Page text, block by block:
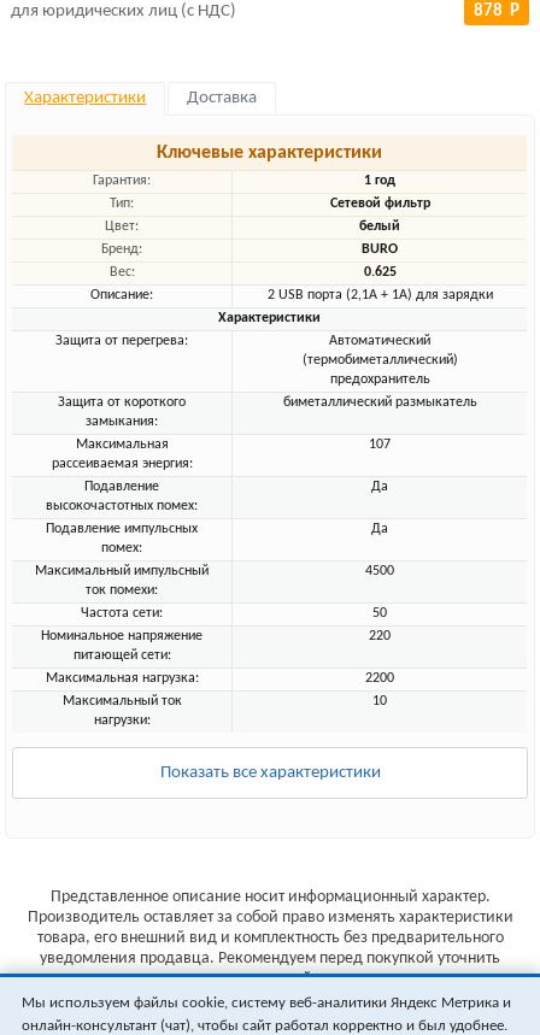
для юридических лиц (с НДС) 878 Р
Характеристики Доставка
Ключевые характеристики
Гарантия:
1 год
Тип:
Сетевой фильтр
Цвет:
белый
Бренд:
BURO
Вес:
0.625
Описание:
2 USB порта (2,1А + 1А) для зарядки
Характеристики
Защита от перегрева:
Автоматический
(термобиметаллический)
предохранитель
Защита от короткого
замыкания:
биметаллический размыкатель
Максимальная
рассеиваемая энергия:
107
Подавление
высокочастотных помех:
Да
Подавление импульсных
помех:
Да
Максимальный импульсный
ток помехи:
4500
Частота сети:
50
Номинальное напряжение
питающей сети:
220
Максимальная нагрузка:
2200
Максимальный ток
нагрузки:
10
Показать все характеристики
Представленное описание носит информационный характер.
Производитель оставляет за собой право изменять характеристики
товара, его внешний вид и комплектность без предварительного
уведомления продавца. Рекомендуем перед покупкой уточнить
характеристики товара на сайте производителя.
Указанные цены не являются публичной офертой (ст.435 ГК РФ).
Мы используем файлы cookie, систему веб-аналитики Яндекс Метрика и
онлайн-консультант (чат), чтобы сайт работал корректно и был удобнее.